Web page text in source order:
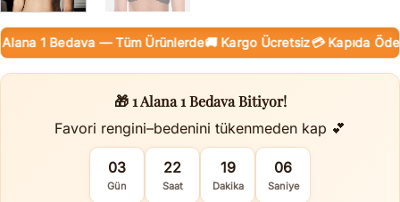
1 Bedava — Tüm Ürünlerde🚚 Kargo Ücretsiz💳 Kapıda
🎁 1 Alana 1 Bedava Bitiyor!
Favori rengini–bedenini tükenmeden kap 💕
03
Gün
22
Saat
19
Dakika
06
Saniye